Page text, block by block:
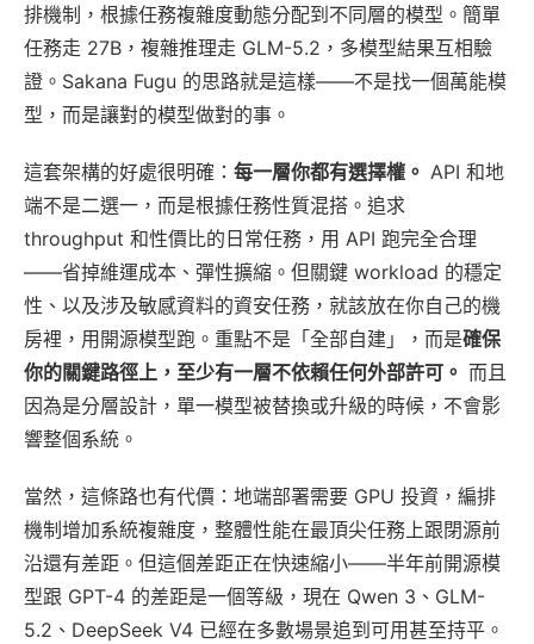
排機制，根據任務複雜度動態分配到不同層的模型。簡單
任務走 27B，複雜推理走 GLM-5.2，多模型結果互相驗
證。Sakana Fugu 的思路就是這樣——不是找一個萬能模
型，而是讓對的模型做對的事。
這套架構的好處很明確： 每一層你都有選擇權。 API 和地
端不是二選一，而是根據任務性質混搭。追求
throughput 和性價比的日常任務，用 API 跑完全合理
——省掉維運成本、彈性擴縮。但關鍵 workload 的穩定
性、以及涉及敏感資料的資安任務，就該放在你自己的機
房裡，用開源模型跑。重點不是「全部自建」，而是確保
你的關鍵路徑上，至少有一層不依賴任何外部許可。 而且
因為是分層設計，單一模型被替換或升級的時候，不會影
響整個系統。
當然，這條路也有代價：地端部署需要 GPU 投資，編排
機制增加系統複雜度，整體性能在最頂尖任務上跟閉源前
沿還有差距。但這個差距正在快速縮小——半年前開源模
型跟 GPT-4 的差距是一個等級，現在 Qwen 3、GLM-
5.2、DeepSeek V4 已經在多數場景追到可用甚至持平。